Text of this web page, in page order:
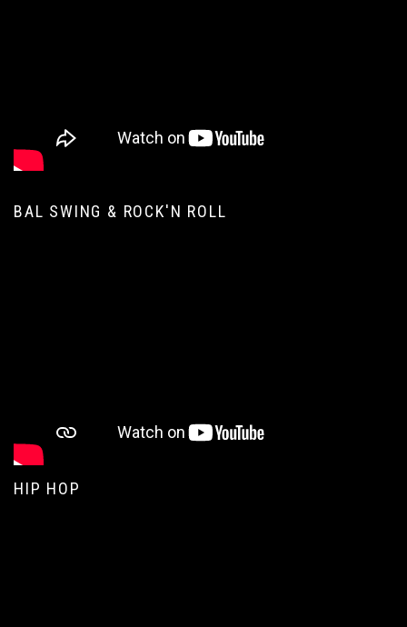
BAL SWING & ROCK'N ROLL
HIP HOP